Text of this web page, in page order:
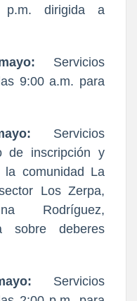
dirigida a
Servicios
9:00 a.m. para
Servicios
de inscripción y
comunidad La
Los Zerpa,
Rodríguez,
sobre deberes
Servicios